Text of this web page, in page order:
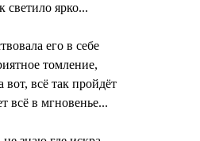
светило ярко...
его в себе
томление,
вот, всё так пройдёт
всё в мгновенье...